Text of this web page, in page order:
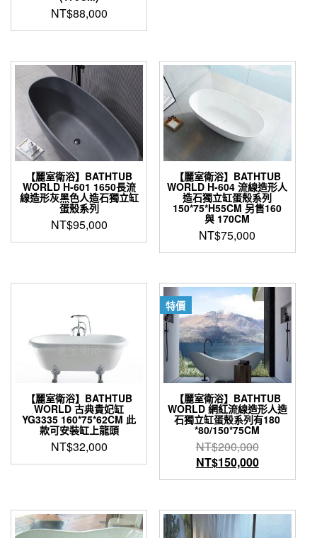
NT$88,000
【麗室衛浴】BATHTUB
WORLD H-601 1650長流
線造形灰黑色人造石獨立缸
蛋殼系列
NT$95,000
【麗室衛浴】BATHTUB
WORLD H-604 流線造形人
造石獨立缸蛋殼系列
150*75*H55CM 另售160
與 170CM
NT$75,000
【麗室衛浴】BATHTUB
WORLD 古典貴妃缸
YG3335 160*75*62CM 此
款可安裝缸上龍頭
NT$32,000
特價
【麗室衛浴】BATHTUB
WORLD 網紅流線造形人造
石獨立缸蛋殼系列有180
*80/150*75CM
NT$200,000原
始
價
NT$150,000目
前
格：